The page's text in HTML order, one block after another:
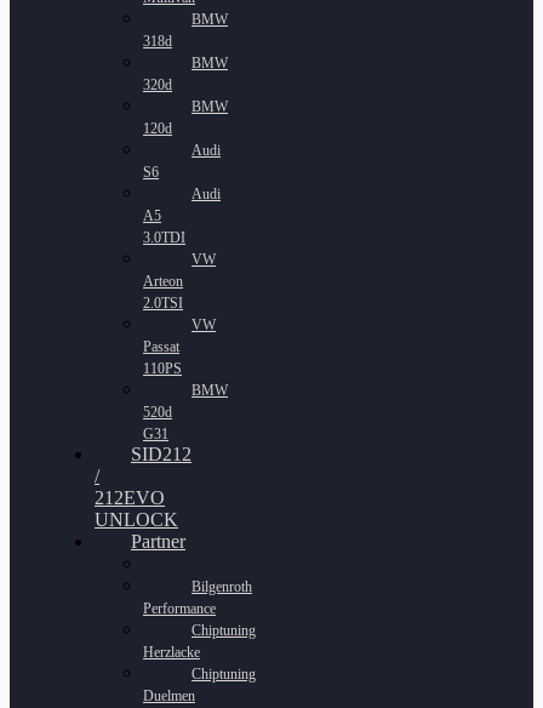
BMW
318d
BMW
320d
BMW
120d
Audi
S6
Audi
A5
3.0TDI
VW
Arteon
2.0TSI
VW
Passat
110PS
BMW
520d
G31
SID212
/
212EVO
UNLOCK
Partner
Bilgenroth
Performance
Chiptuning
Herzlacke
Chiptuning
Duelmen